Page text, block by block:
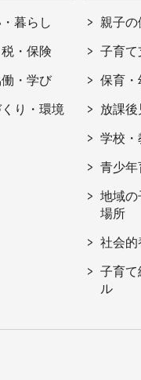
暮らし
・保険
・学び
り・環境
親子の
子育て
保育・
放課
学校・
青少年
地域の
場所
社会的
子育て
ル